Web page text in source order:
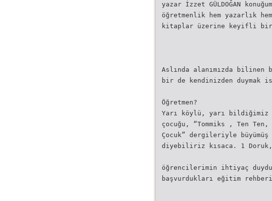
yazar İzzet GÜLDOĞAN
öğretmenlik hem yazarlık
kitaplar üzerine keyifli
Aslında alanımızda bilinen
bir de kendinizden
Öğretmen?
Yarı köylü, yarı bildiğimiz
çocuğu, “Tommiks , Ten
Çocuk” dergileriyle büyümüş
diyebiliriz kısaca. 1 Doruk,
öğrencilerimin ihtiyaç
başvurdukları eğitim